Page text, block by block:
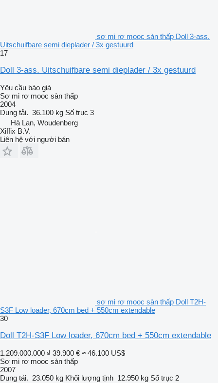
sơ mi rơ mooc sàn thấp Doll 3-ass.
Uitschuifbare semi dieplader / 3x gestuurd
17
Doll 3-ass. Uitschuifbare semi dieplader / 3x gestuurd
Yêu cầu báo giá
Sơ mi rơ mooc sàn thấp
2004
Dung tải. 36.100 kg Số trục 3
Hà Lan, Woudenberg
Xiffix B.V.
Liên hệ với người bán
sơ mi rơ mooc sàn thấp Doll T2H-
S3F Low loader, 670cm bed + 550cm extendable
30
Doll T2H-S3F Low loader, 670cm bed + 550cm extendable
1.209.000.000 ₫ 39.900 € ≈ 46.100 US$
Sơ mi rơ mooc sàn thấp
2007
Dung tải. 23.050 kg Khối lượng tịnh 12.950 kg Số trục 2